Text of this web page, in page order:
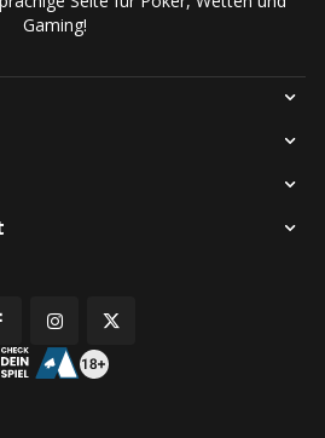
Gaming!